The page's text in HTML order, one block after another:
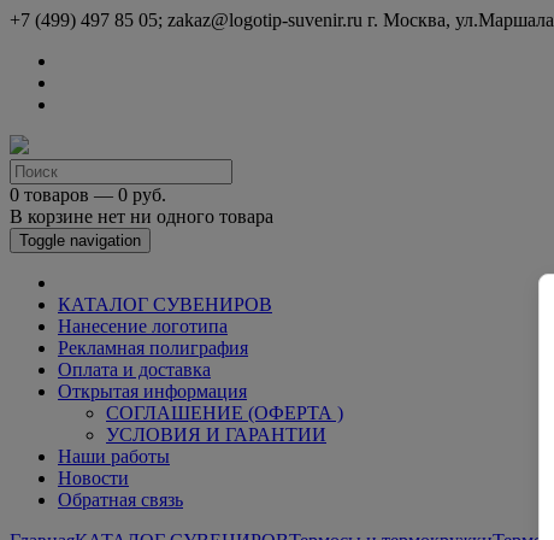
+7 (499) 497 85 05; zakaz@logotip-suvenir.ru г. Москва,
0 товаров — 0 руб.
В корзине нет ни одного товара
Toggle navigation
КАТАЛОГ СУВЕНИРОВ
Нанесение логотипа
Рекламная полиграфия
Оплата и доставка
Открытая информация
СОГЛАШЕНИЕ (ОФЕРТА )
УСЛОВИЯ И ГАРАНТИИ
Наши работы
Новости
Обратная связь